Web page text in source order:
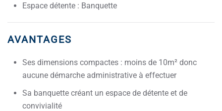
Espace détente : Banquette
AVANTAGES
Ses dimensions compactes : moins de 10m² donc
aucune démarche administrative à effectuer
Sa banquette créant un espace de détente et de
convivialité